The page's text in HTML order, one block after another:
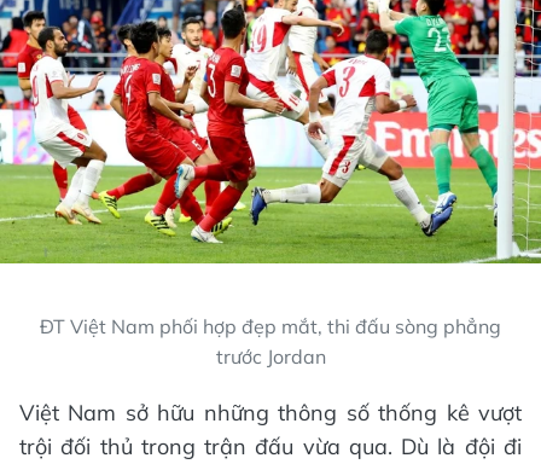
ĐT Việt Nam phối hợp đẹp mắt, thi đấu sòng phẳng
trước Jordan
Việt Nam sở hữu những thông số thống kê vượt
trội đối thủ trong trận đấu vừa qua. Dù là đội đi